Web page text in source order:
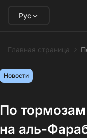
Рус
Главная страница
Новости
По
на аль-